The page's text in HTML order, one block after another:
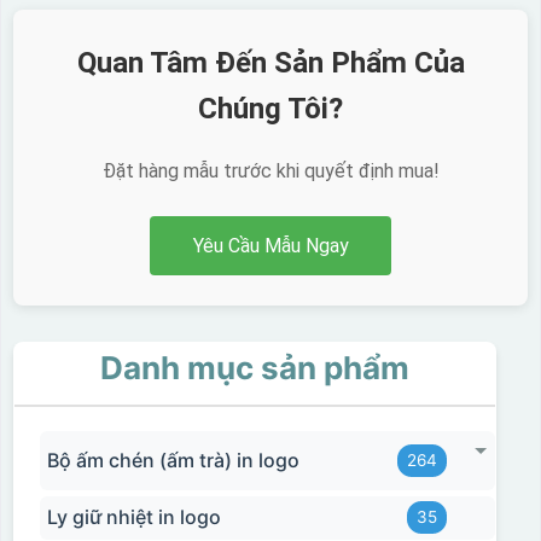
trên gốm sứ
Ưu điểm
Nhược điểm
Độ bám dính lên bề
không phai theo thời
Quan Tâm Đến Sản Phẩm Của
Chúng Tôi?
Đặt hàng mẫu trước khi quyết định mua!
Yêu Cầu Mẫu Ngay
Danh mục sản phẩm
Bộ ấm chén (ấm trà) in logo 264
Ly giữ nhiệt in logo 35